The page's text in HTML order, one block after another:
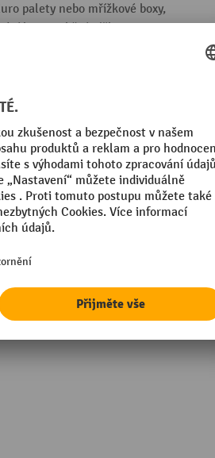
palety nebo mřížkové boxy,
konstrukční výška 650 mm,
rám na přepravní podvozek Ameise®
k nastavení výšky
4 zvýšených rohů s upevňovacími oky